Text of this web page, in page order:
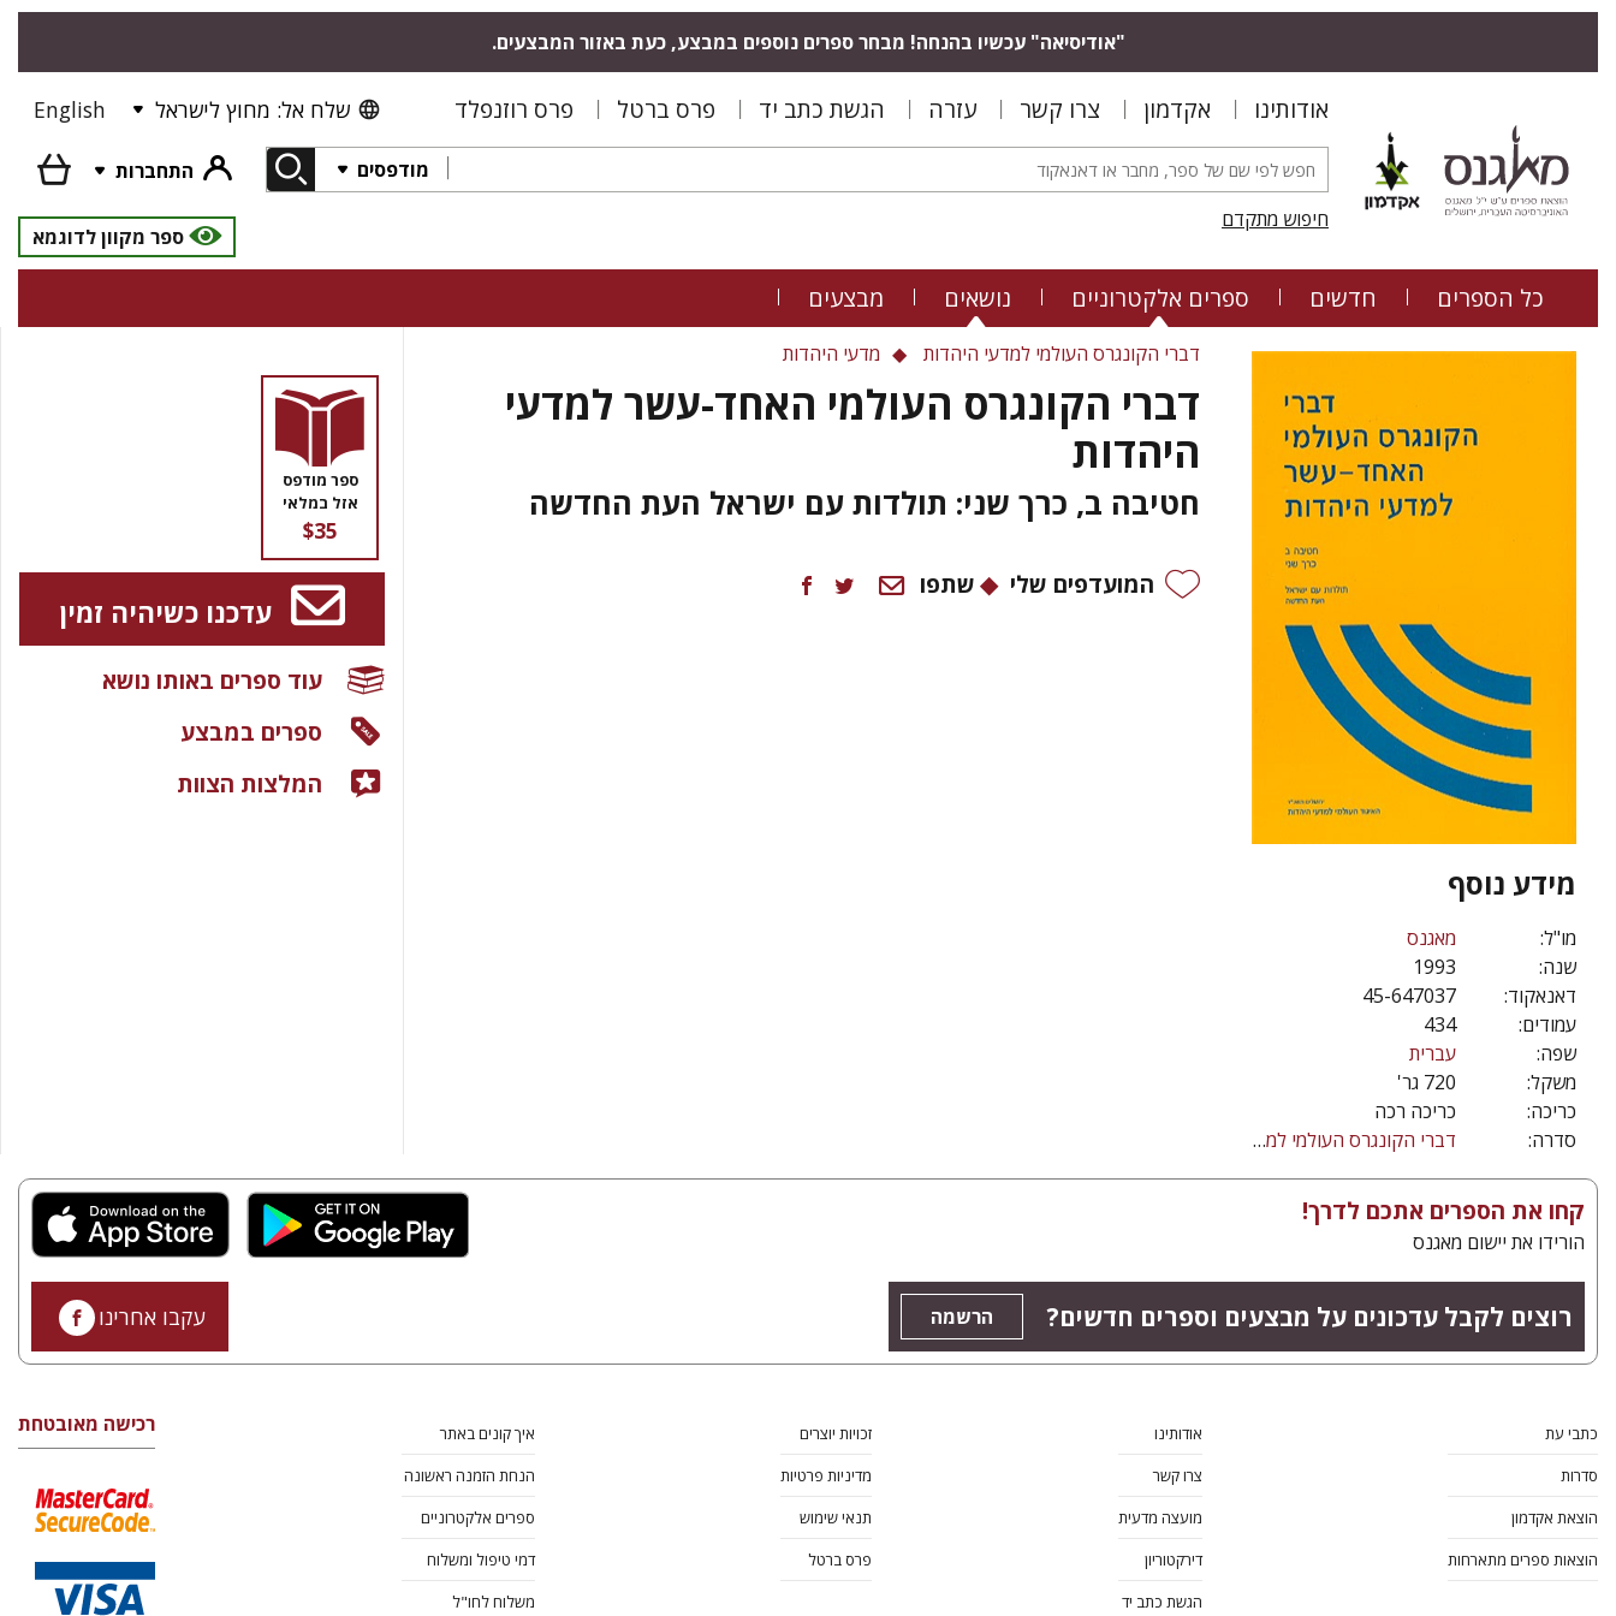
"אודיסיאה" עכשיו בהנחה! מבחר ספרים נוספים במבצע, כעת באזור המבצעים.
אודותינו אקדמון צרו קשר עזרה הגשת כתב יד פרס ברטל פרס רוזנפלד שלח אל: מחוץ לישראל English
מודפסים
התחברות
חיפוש מתקדם
ספר מקוון לדוגמא
כל הספרים חדשים ספרים אלקטרוניים נושאים מבצעים
מידע נוסף
מו"ל:
מאגנס
שנה:
1993
דאנאקוד:
45-647037
עמודים:
434
שפה:
עברית
משקל:
720 גר'
כריכה:
כריכה רכה
סדרה:
דברי הקונגרס העולמי למדעי היהדות
דברי הקונגרס העולמי למדעי היהדות מדעי היהדות
דברי הקונגרס העולמי האחד-עשר למדעי
היהדות
חטיבה ב, כרך שני: תולדות עם ישראל העת החדשה
המועדפים שלי שתפו
ספר מודפס
אזל במלאי
$35
עדכנו כשיהיה זמין
עוד ספרים באותו נושא
ספרים במבצע
המלצות הצוות
קחו את הספרים אתכם לדרך!
הורידו את יישום מאגנס
רוצים לקבל עדכונים על מבצעים וספרים חדשים? הרשמה עקבו אחרינו
כתבי עת
סדרות
הוצאת אקדמון
הוצאות ספרים מתארחות
אודותינו
צרו קשר
מועצה מדעית
דירקטוריון
הגשת כתב יד
זכויות יוצרים
מדיניות פרטיות
תנאי שימוש
פרס ברטל
איך קונים באתר
הנחת הזמנה ראשונה
ספרים אלקטרוניים
דמי טיפול ומשלוח
משלוח לחו"ל
רכישה מאובטחת